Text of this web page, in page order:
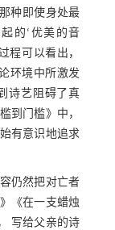
种即使身处最
的‘优美的音
程可以看出，
环境中所激发
诗艺阻碍了真
到门槛》中，
有意识地追求
仍然把对亡者
《在一支蜡烛
写给父亲的诗